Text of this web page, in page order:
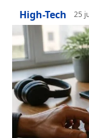
High-Tech 25